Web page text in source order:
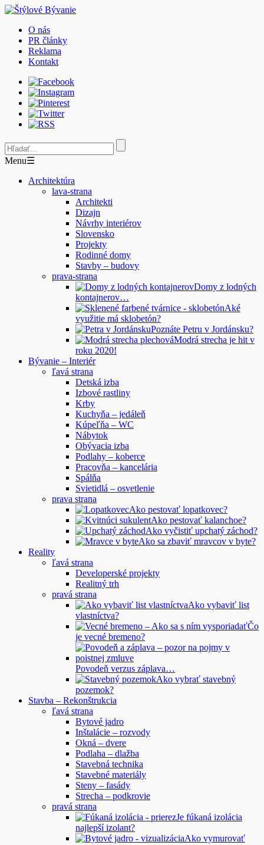
O nás
PR články
Reklama
Kontakt
Menu☰
Architektúra
lava-strana
Architekti
Dizajn
Návrhy interiérov
Slovensko
Projekty
Rodinné domy
Stavby – budovy
prava-strana
Domy z lodných
kontajnerov…
Aké
využitie má sklobetón?
Poznáte Petru v Jordánsku?
Modrá strecha je hit v
roku 2020!
Bývanie – Interiér
ľavá strana
Detská izba
Izbové rastliny
Krby
Kuchyňa – jedáleň
Kúpeľňa – WC
Nábytok
Obývacia izba
Podlahy – koberce
Pracovňa – kancelária
Spálňa
Svietidlá – osvetlenie
prava strana
Ako pestovať lopatkovec?
Ako pestovať kalanchoe?
Ako vyčistiť upchatý záchod?
Ako sa zbaviť mravcov v byte?
Reality
ľavá strana
Developerské projekty
Realitný trh
pravá strana
Ako vybaviť list
vlastníctva?
Čo
je vecné bremeno?
Povodeň verzus záplava…
Ako vybrať stavebný
pozemok?
Stavba – Rekonštrukcia
ľavá strana
Bytové jadro
Inštalácie – rozvody
Okná – dvere
Podlaha – dlažba
Stavebná technika
Stavebné materiály
Steny – fasády
Strecha – podkrovie
pravá strana
Je fúkaná izolácia
najlepší izolant?
Ako vymurovať